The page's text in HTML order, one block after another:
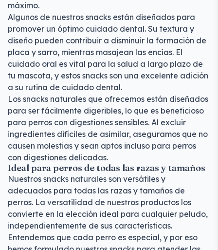
máximo.
Algunos de nuestros snacks están diseñados para
promover un óptimo cuidado dental. Su textura y
diseño pueden contribuir a disminuir la formación de
placa y sarro, mientras masajean las encías. El
cuidado oral es vital para la salud a largo plazo de
tu mascota, y estos snacks son una excelente adición
a su rutina de cuidado dental.
Los snacks naturales que ofrecemos están diseñados
para ser fácilmente digeribles, lo que es beneficioso
para perros con digestiones sensibles. Al excluir
ingredientes difíciles de asimilar, aseguramos que no
causen molestias y sean aptos incluso para perros
con digestiones delicadas.
Ideal para perros de todas las razas y tamaños
Nuestros snacks naturales son versátiles y
adecuados para todas las razas y tamaños de
perros. La versatilidad de nuestros productos los
convierte en la elección ideal para cualquier peludo,
independientemente de sus características.
Entendemos que cada perro es especial, y por eso